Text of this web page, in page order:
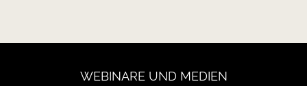
WEBINARE UND MEDIEN